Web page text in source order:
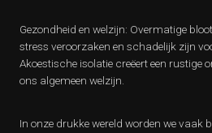
Gezondheid en welzijn: Overmatige
stress veroorzaken en schadelijk zijn
Akoestische isolatie creëert een rustige
ons algemeen welzijn.
In onze drukke wereld worden we vaak